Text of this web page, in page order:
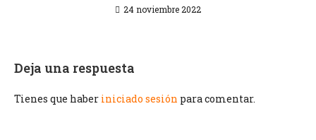
24 noviembre 2022
Deja una respuesta
Tienes que haber iniciado sesión para comentar.